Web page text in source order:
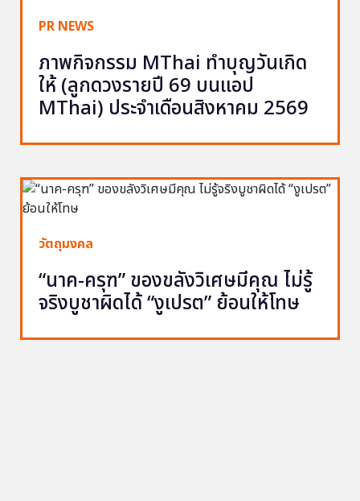
PR NEWS
ภาพกิจกรรม MThai ทำบุญวันเกิด
ให้ (ลูกดวงรายปี 69 บนแอป
MThai) ประจำเดือนสิงหาคม 2569
วัตถุมงคล
“นาค-ครุฑ” ของขลังวิเศษมีคุณ ไม่รู้
จริงบูชาผิดได้ “งูเปรต” ย้อนให้โทษ